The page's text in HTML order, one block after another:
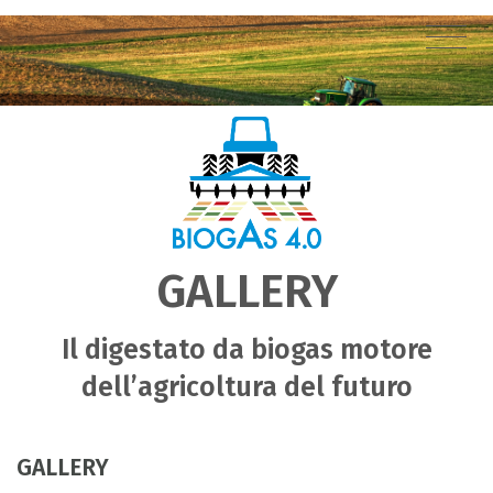
GALLERY
Il digestato da biogas motore
dell’agricoltura del futuro
GALLERY